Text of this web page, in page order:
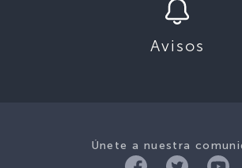
Avisos
Únete a nuestra